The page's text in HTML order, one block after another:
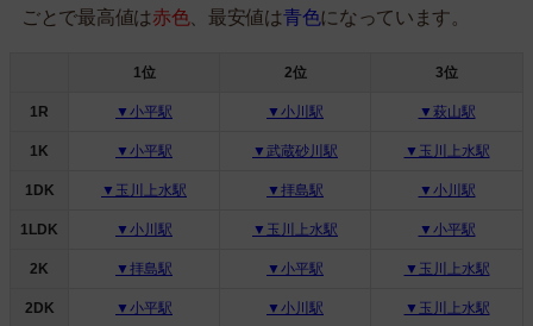
ごとで最高値は赤色、最安値は青色になっています。
1位 2位 3位
1R ▼小平駅 ▼小川駅 ▼萩山駅
1K ▼小平駅 ▼武蔵砂川駅 ▼玉川上水駅
1DK ▼玉川上水駅 ▼拝島駅 ▼小川駅
1LDK ▼小川駅 ▼玉川上水駅 ▼小平駅
2K ▼拝島駅 ▼小平駅 ▼玉川上水駅
2DK ▼小平駅 ▼小川駅 ▼玉川上水駅